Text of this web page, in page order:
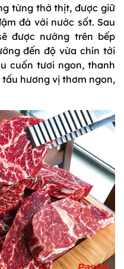
từng thớ thịt, được giữ
đà với nước sốt. Sau
được nướng trên bếp
đến độ vừa chín tới
cuốn tươi ngon, thanh
hương vị thơm ngon,